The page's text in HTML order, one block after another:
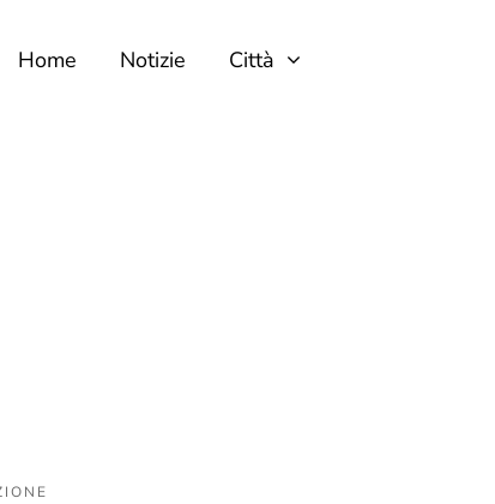
Home Notizie Città